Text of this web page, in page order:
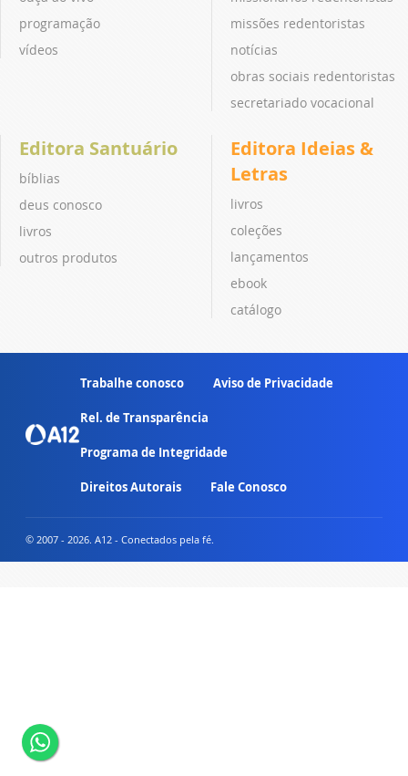
programação
vídeos
missões redentoristas
notícias
obras sociais redentoristas
secretariado vocacional
Editora Santuário
bíblias
deus conosco
livros
outros produtos
Editora Ideias &
Letras
livros
coleções
lançamentos
ebook
catálogo
Trabalhe conosco Aviso de Privacidade
Rel. de Transparência
Programa de Integridade
Direitos Autorais Fale Conosco
© 2007 - 2026. A12 - Conectados pela fé.